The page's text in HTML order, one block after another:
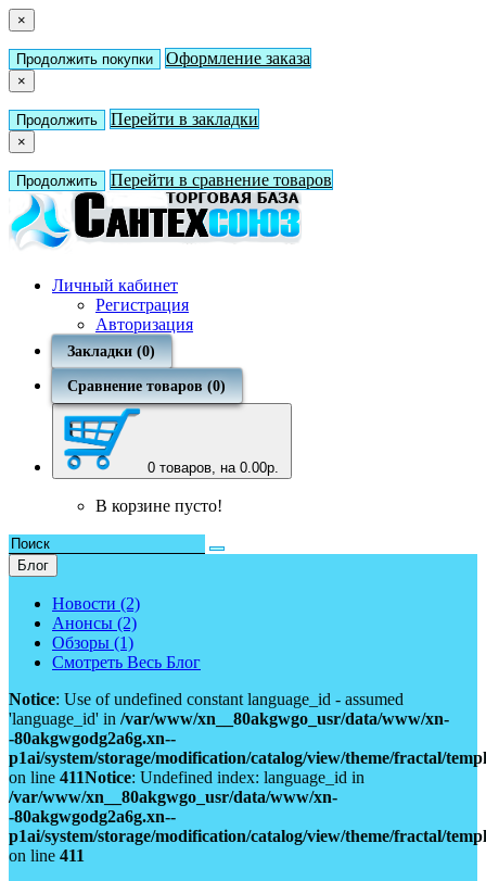
×
Продолжить покупки Оформление заказа
×
Продолжить Перейти в закладки
×
Продолжить Перейти в сравнение товаров
Личный кабинет
Регистрация
Авторизация
Закладки (0)
Сравнение товаров (0)
0 товаров, на 0.00р.
В корзине пусто!
Блог
Новости (2)
Анонсы (2)
Обзоры (1)
Смотреть Весь Блог
Notice: Use of undefined constant language_id - assumed
'language_id' in /var/www/xn__80akgwgo_usr/data/www/xn-
-80akgwgodg2a6g.xn--
p1ai/system/storage/modification/catalog/view/theme/fractal/
on line 411Notice: Undefined index: language_id in
/var/www/xn__80akgwgo_usr/data/www/xn-
-80akgwgodg2a6g.xn--
p1ai/system/storage/modification/catalog/view/theme/fractal/
on line 411